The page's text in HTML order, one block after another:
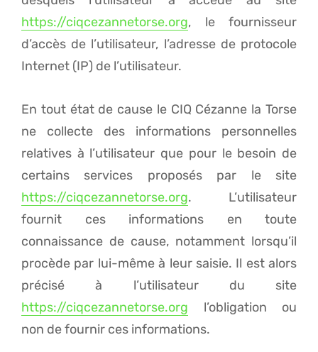
https://ciqcezannetorse.org, le fournisseur
d’accès de l’utilisateur, l’adresse de protocole
Internet (IP) de l’utilisateur.
En tout état de cause le CIQ Cézanne la Torse
ne collecte des informations personnelles
relatives à l’utilisateur que pour le besoin de
certains services proposés par le site
https://ciqcezannetorse.org. L’utilisateur
fournit ces informations en toute
connaissance de cause, notamment lorsqu’il
procède par lui-même à leur saisie. Il est alors
précisé à l’utilisateur du site
https://ciqcezannetorse.org l’obligation ou
non de fournir ces informations.